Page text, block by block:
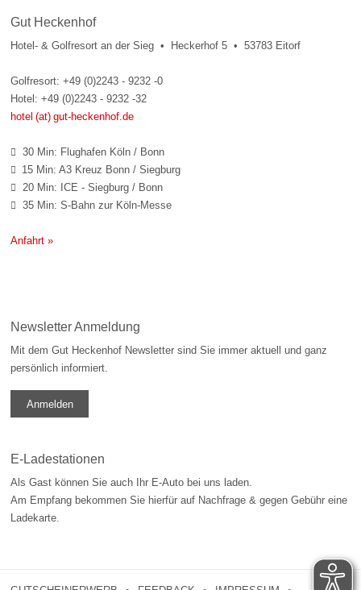
Gut Heckenhof
Hotel- & Golfresort an der Sieg • Heckerhof 5 • 53783 Eitorf
Golfresort: +49 (0)2243 - 9232 -0
Hotel: +49 (0)2243 - 9232 -32
hotel (at) gut-heckenhof.de
 30 Min: Flughafen Köln / Bonn
 15 Min: A3 Kreuz Bonn / Siegburg
 20 Min: ICE - Siegburg / Bonn
 35 Min: S-Bahn zur Köln-Messe
Anfahrt »
Newsletter Anmeldung
Mit dem Gut Heckenhof Newsletter sind Sie immer aktuell und ganz
persönlich informiert.
Anmelden
E-Ladestationen
Als Gast können Sie auch Ihr E-Auto bei uns laden.
Am Empfang bekommen Sie hierfür auf Nachfrage & gegen Gebühr eine
Ladekarte.